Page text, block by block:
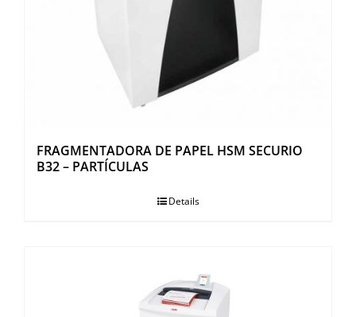
FRAGMENTADORA DE PAPEL HSM SECURIO
B32 – PARTÍCULAS
Details